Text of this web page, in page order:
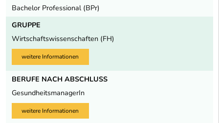
Bachelor Professional (BPr)
GRUPPE
Wirtschaftswissenschaften (FH)
weitere Informationen
BERUFE NACH ABSCHLUSS
GesundheitsmanagerIn
weitere Informationen